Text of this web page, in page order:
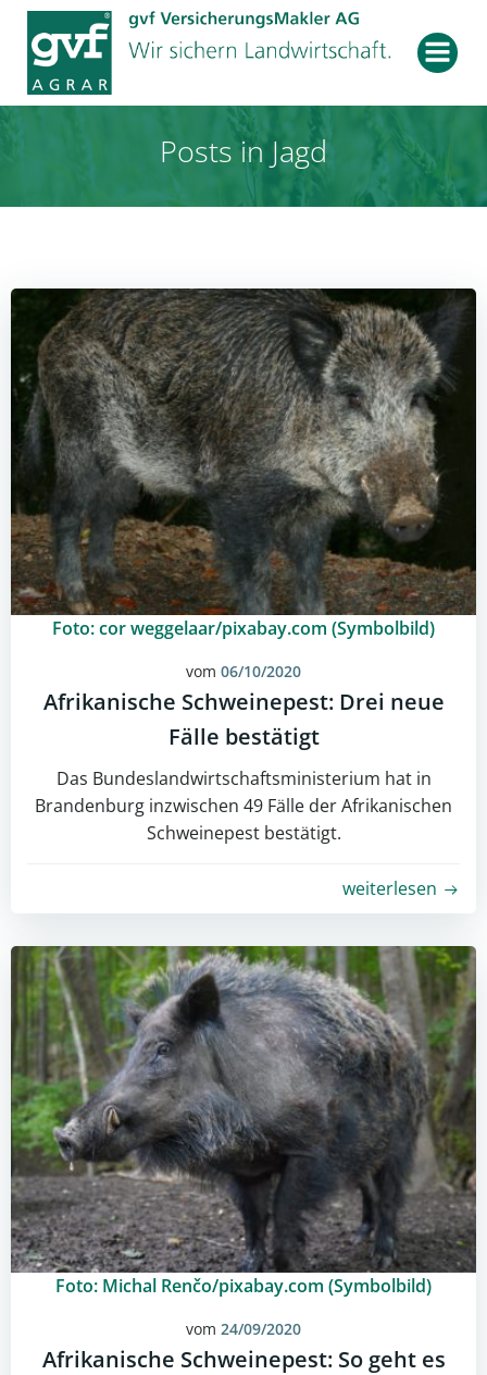
Zum
Inhalt
springen
Posts in Jagd
Foto: cor weggelaar/pixabay.com (Symbolbild)
vom 06/10/2020
Afrikanische Schweinepest: Drei neue
Fälle bestätigt
Das Bundeslandwirtschaftsministerium hat in
Brandenburg inzwischen 49 Fälle der Afrikanischen
Schweinepest bestätigt.
weiterlesen
Foto: Michal Renčo/pixabay.com (Symbolbild)
vom 24/09/2020
Afrikanische Schweinepest: So geht es